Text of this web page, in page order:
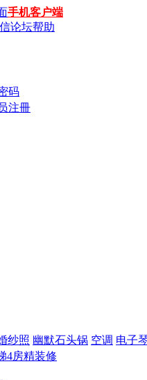
手机客户端
论坛帮助
码
注冊
纱照 幽默石头锅 空调 电子
4房精装修